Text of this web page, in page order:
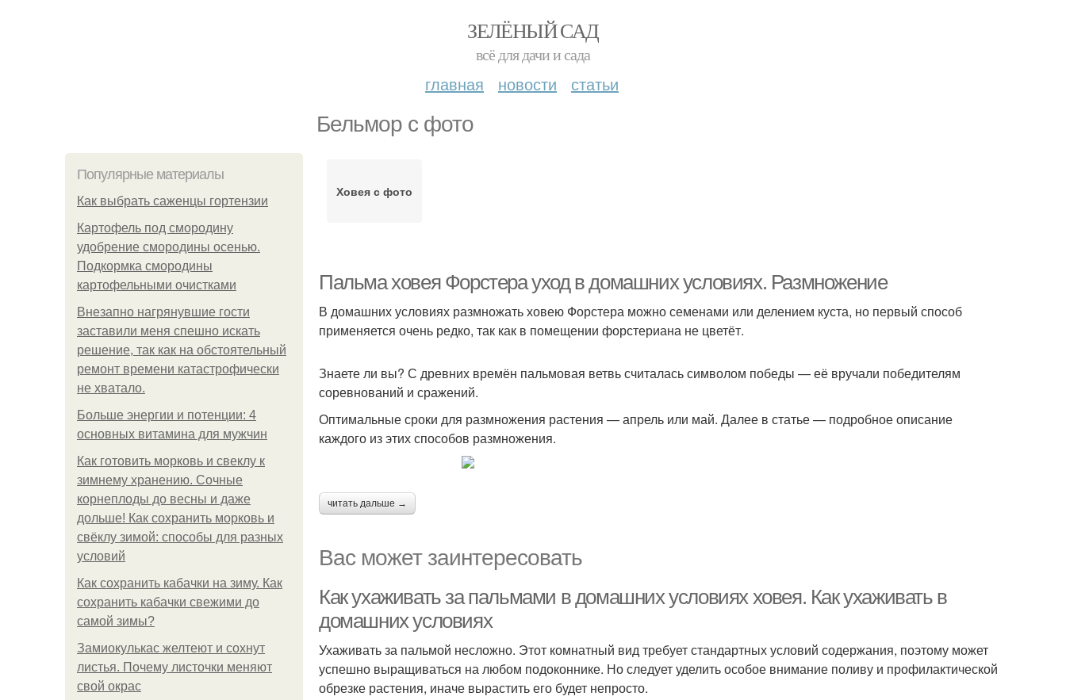
ЗЕЛЁНЫЙ САД
всё для дачи и сада
главная новости статьи
Бельмор с фото
Популярные материалы
Как выбрать саженцы гортензии
Картофель под смородину
удобрение смородины осенью.
Подкормка смородины
картофельными очистками
Внезапно нагрянувшие гости
заставили меня спешно искать
решение, так как на обстоятельный
ремонт времени катастрофически
не хватало.
Больше энергии и потенции: 4
основных витамина для мужчин
Как готовить морковь и свеклу к
зимнему хранению. Сочные
корнеплоды до весны и даже
дольше! Как сохранить морковь и
свёклу зимой: способы для разных
условий
Как сохранить кабачки на зиму. Как
сохранить кабачки свежими до
самой зимы?
Замиокулькас желтеют и сохнут
листья. Почему листочки меняют
свой окрас
Ховея с фото
Пальма ховея Форстера уход в домашних условиях. Размножение
В домашних условиях размножать ховею Форстера можно семенами или делением куста, но первый способ
применяется очень редко, так как в помещении форстериана не цветёт.
Знаете ли вы? С древних времён пальмовая ветвь считалась символом победы — её вручали победителям
соревнований и сражений.
Оптимальные сроки для размножения растения — апрель или май. Далее в статье — подробное описание
каждого из этих способов размножения.
читать дальше →
Вас может заинтересовать
Как ухаживать за пальмами в домашних условиях ховея. Как ухаживать в
домашних условиях
Ухаживать за пальмой несложно. Этот комнатный вид требует стандартных условий содержания, поэтому может
успешно выращиваться на любом подоконнике. Но следует уделить особое внимание поливу и профилактической
обрезке растения, иначе вырастить его будет непросто.